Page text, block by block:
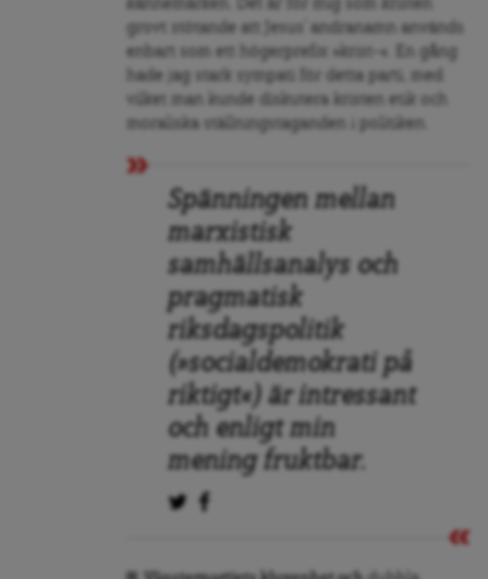
kännemärken. Det är för mig som kristen
grovt stötande att Jesus’ andranamn används
enbart som ett högerprefix »krist-«. En gång
hade jag stark sympati för detta parti, med
vilket man kunde diskutera kristen etik och
moraliska ställningstaganden i politiken.
Spänningen mellan
marxistisk
samhällsanalys och
pragmatisk
riksdagspolitik
(»socialdemokrati på
riktigt«) är intressant
och enligt min
mening fruktbar.